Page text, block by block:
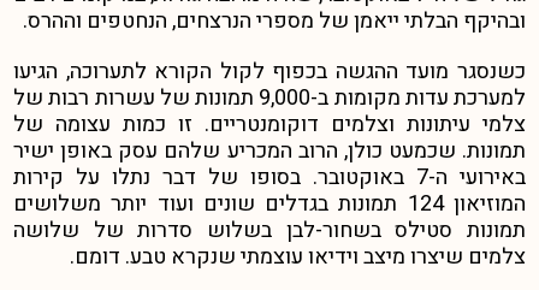
ובהיקף הבלתי ייאמן של מספרי הנרצחים, הנחטפים וההרס.
כשנסגר מועד ההגשה בכפוף לקול הקורא לתערוכה, הגיעו
למערכת עדות מקומות ב-9,000 תמונות של עשרות רבות של
צלמי עיתונות וצלמים דוקומנטריים. זו כמות עצומה של
תמונות. שכמעט כולן, הרוב המכריע שלהם עסק באופן ישיר
באירועי ה-7 באוקטובר. בסופו של דבר נתלו על קירות
המוזיאון 124 תמונות בגדלים שונים ועוד יותר משלושים
תמונות סטילס בשחור-לבן בשלוש סדרות של שלושה
צלמים שיצרו מיצב וידיאו עוצמתי שנקרא טבע. דומם.